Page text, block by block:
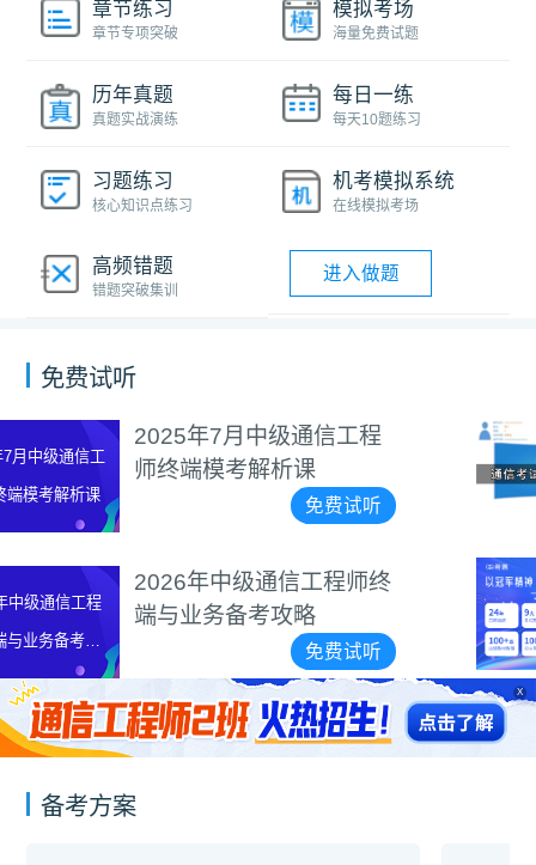
章节练习
章节专项突破
模拟考场
海量免费试题
历年真题
真题实战演练
每日一练
每天10题练习
习题练习
核心知识点练习
机考模拟系统
在线模拟考场
高频错题
错题突破集训
进入做题
免费试听
试听
试听
通信工程师机考系
免
希赛品牌代言视频
免
X
备考方案